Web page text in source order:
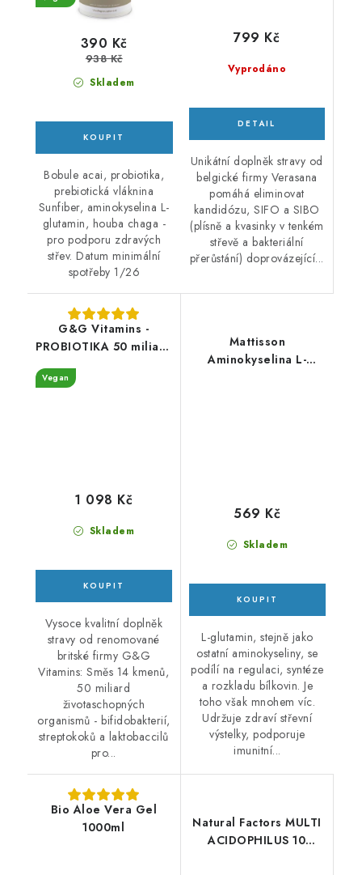
Skladem
390 Kč
938 Kč
Bobule acai, probiotika,
prebiotická vláknina
Sunfiber, aminokyselina L-
glutamin, houba chaga -
pro podporu zdravých
střev. Datum minimální
spotřeby 1/26
Vyprodáno
799 Kč
Unikátní doplněk stravy od
belgické firmy Verasana
pomáhá eliminovat
kandidózu, SIFO a SIBO
(plísně a kvasinky v tenkém
střevě a bakteriální
přerůstání) doprovázející...
G&G Vitamins -
PROBIOTIKA 50 miliard
- ADVANCED PRO-
VEFLORA 50 billion 60
Vegan
Skladem
1 098 Kč
Vysoce kvalitní doplněk
stravy od renomované
britské firmy G&G
Vitamins: Směs 14 kmenů,
50 miliard
životaschopných
organismů - bifidobakterií,
streptokoků a laktobaccilů
pro...
Mattisson
Aminokyselina L-
Skladem
569 Kč
L-glutamin, stejně jako
ostatní aminokyseliny, se
podílí na regulaci, syntéze
a rozkladu bílkovin. Je
toho však mnohem víc.
Udržuje zdraví střevní
výstelky, podporuje
imunitní...
Bio Aloe Vera Gel
1000ml
Natural Factors MULTI
ACIDOPHILUS 10